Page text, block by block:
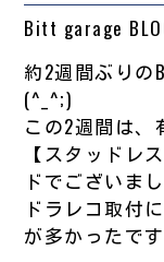
Bitt garage
約2週間ぶりの
(^_^;)
この2週間は、
【スタッドレ
ドでございま
ドラレコ取付
が多かったです